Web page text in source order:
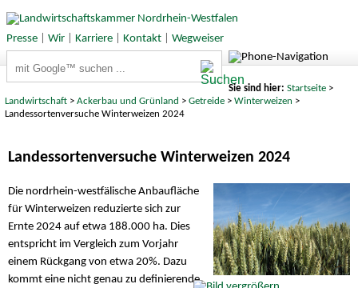
Presse| Wir| Karriere| Kontakt| Wegweiser
Sie sind hier: Startseite>
Landwirtschaft >Ackerbau und Grünland >Getreide >Winterweizen >
Landessortenversuche Winterweizen 2024
Landessortenversuche Winterweizen 2024
Die nordrhein-westfälische Anbaufläche
für Winterweizen reduzierte sich zur
Ernte 2024 auf etwa 188.000 ha. Dies
entspricht im Vergleich zum Vorjahr
einem Rückgang von etwa 20%. Dazu
kommt eine nicht genau zu definierende